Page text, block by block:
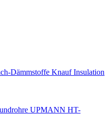
Dämmstoffe Knauf Insulation
UPMANN HT-